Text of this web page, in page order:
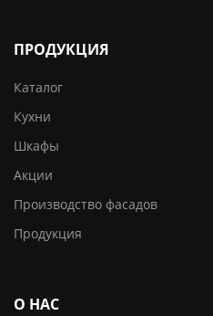
ПРОДУКЦИЯ
Каталог
Кухни
Шкафы
Акции
Производство фасадов
Продукция
О НАС